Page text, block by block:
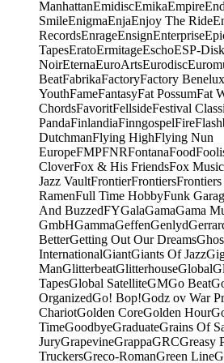
ManhattanEmidiscEmikaEmpire
SmileEnigmaEnjaEnjoy The Ride
RecordsEnrageEnsignEnterprise
TapesEratoErmitageEschoESP-Disk
NoirEternaEuroArtsEurodisc
BeatFabrikaFactoryFactory Benelux
YouthFameFantasyFat PossumFat
ChordsFavoritFellsideFestival
PandaFinlandiaFinngospelFire
DutchmanFlying HighFlying Nun
EuropeFMPFNRFontanaFood
CloverFox & His FriendsFox Music
Jazz VaultFrontierFrontiers
RamenFull Time HobbyFunk
And BuzzedFYGalaGamaGama
GmbHGammaGeffenGenlyd
BetterGetting Out Our Dreams
InternationalGiantGiants Of Jazz
ManGlitterbeatGlitterhouseGlobal
TapesGlobal SatelliteGMGo Beat
OrganizedGo! Bop!Godz ov War
ChariotGolden CoreGolden Hour
TimeGoodbyeGraduateGrains Of
JuryGrapevineGrappaGRCGreasy
TruckersGreco-RomanGreen Line